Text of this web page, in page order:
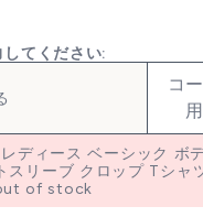
てください:
コ
ディース ベーシック ボ
スリーブ クロップ Tシャ
of stock